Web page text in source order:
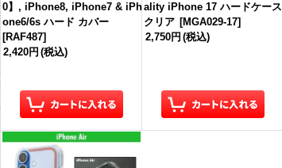
0】, iPhone8, iPhone7 & iPh
one6/6s ハード カバー
[RAF487]
2,420円 (税込)
ality iPhone 17 ハードケース
クリア [MGA029-17]
2,750円 (税込)